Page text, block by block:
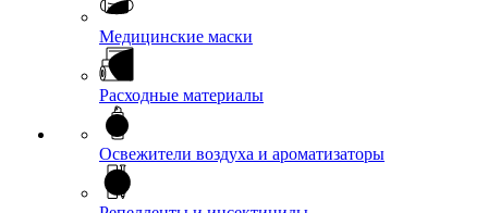
Медицинские маски
Расходные материалы
Освежители воздуха и ароматизаторы